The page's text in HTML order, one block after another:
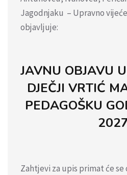
Jagodnjaku – Upravno
objavljuje:
JAVNU OBJAVU
DJEČJI VRTIĆ
PEDAGOŠKU
Zahtjevi za upis primat će se